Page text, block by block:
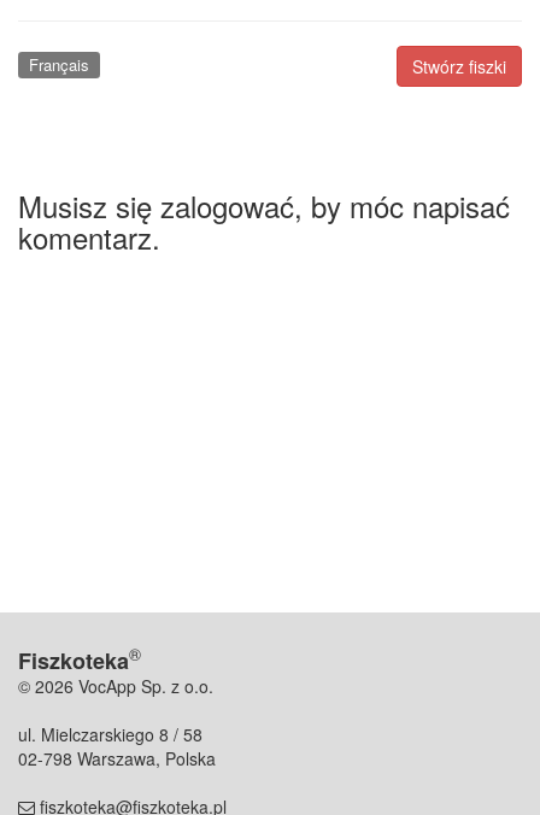
Stwórz fiszki
Français
Musisz się zalogować, by móc napisać
komentarz.
Fiszkoteka®
© 2026 VocApp Sp. z o.o.
ul. Mielczarskiego 8 / 58
02-798 Warszawa, Polska
fiszkoteka@fiszkoteka.pl